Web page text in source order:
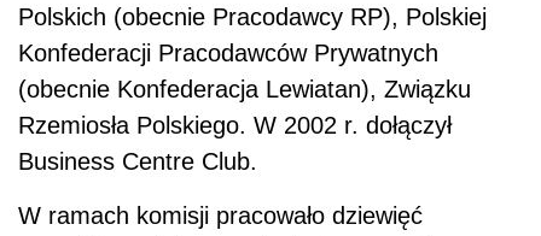
Polskich (obecnie Pracodawcy RP), Polskiej
Konfederacji Pracodawców Prywatnych
(obecnie Konfederacja Lewiatan), Związku
Rzemiosła Polskiego. W 2002 r. dołączył
Business Centre Club.
W ramach komisji pracowało dziewięć